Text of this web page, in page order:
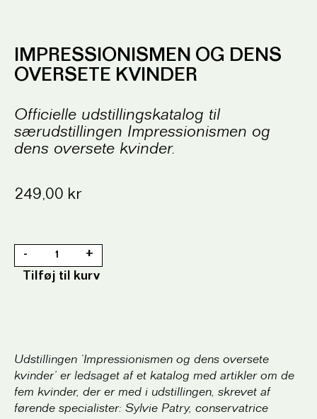
IMPRESSIONISMEN OG DENS
OVERSETE KVINDER
Officielle udstillingskatalog til
særudstillingen Impressionismen og
dens oversete kvinder.
249,00 kr
-
+
Tilføj til kurv
Udstillingen ‘Impressionismen og dens oversete
kvinder’ er ledsaget af et katalog med artikler om de
fem kvinder, der er med i udstillingen, skrevet af
førende specialister: Sylvie Patry, conservatrice